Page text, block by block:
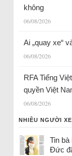
không
06/08/2026
Ai „quay xe“
06/08/2026
RFA Tiếng
quyền Việt
06/08/2026
NHIỀU NGƯỜI
Tin bà
Đức